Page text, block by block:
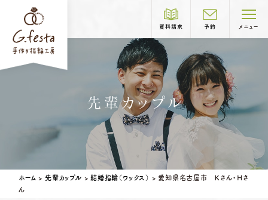
資料請求 予約 メニュー
制作コース紹介
COURSE
結婚指輪 婚約指輪
先輩カップル
ホーム > 先輩カップル >結婚指輪（ワックス） > 愛知県名古屋市 Ｋさん・Ｈさ
ん
岐阜本店 TEL.058-265-2756